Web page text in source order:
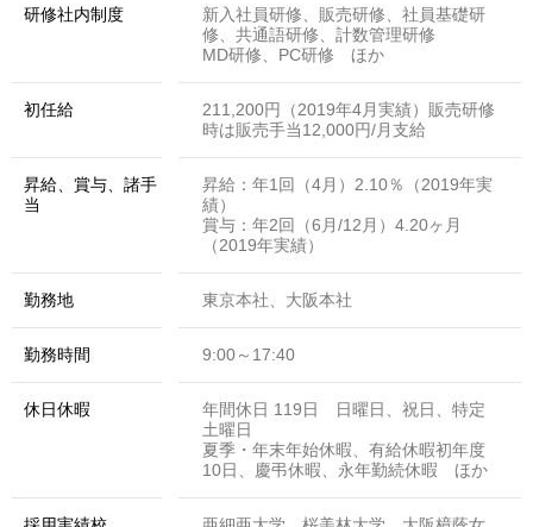
研修社内制度
新入社員研修、販売研修、社員基礎研
修、共通語研修、計数管理研修
MD研修、PC研修 ほか
初任給
211,200円（2019年4月実績）販売研修
時は販売手当12,000円/月支給
昇給、賞与、諸手
当
昇給：年1回（4月）2.10％（2019年実
績）
賞与：年2回（6月/12月）4.20ヶ月
（2019年実績）
勤務地 東京本社、大阪本社
勤務時間 9:00～17:40
休日休暇
年間休日 119日 日曜日、祝日、特定
土曜日
夏季・年末年始休暇、有給休暇初年度
10日、慶弔休暇、永年勤続休暇 ほか